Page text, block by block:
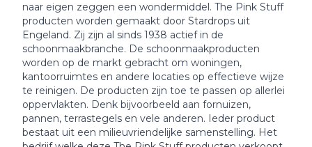
naar eigen zeggen een wondermiddel. The Pink Stuff
producten worden gemaakt door Stardrops uit
Engeland. Zij zijn al sinds 1938 actief in de
schoonmaakbranche. De schoonmaakproducten
worden op de markt gebracht om woningen,
kantoorruimtes en andere locaties op effectieve wijze
te reinigen. De producten zijn toe te passen op allerlei
oppervlakten. Denk bijvoorbeeld aan fornuizen,
pannen, terrastegels en vele anderen. Ieder product
bestaat uit een milieuvriendelijke samenstelling. Het